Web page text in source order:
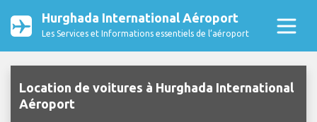
Hurghada International Aéroport
Les Services et Informations essentiels de l’aéroport
Location de voitures à Hurghada International
Aéroport